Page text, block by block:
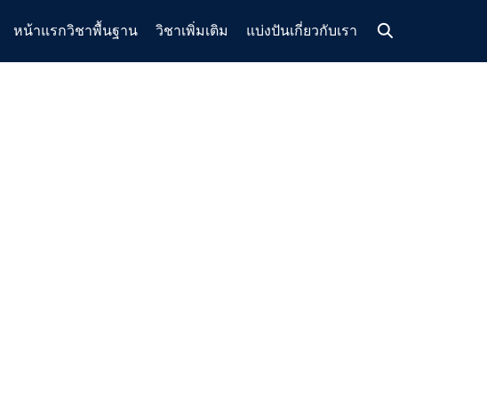
หน้าแรกวิชาพื้นฐาน วิชาเพิ่มเติม แบ่งปันเกี่ยวกับเรา